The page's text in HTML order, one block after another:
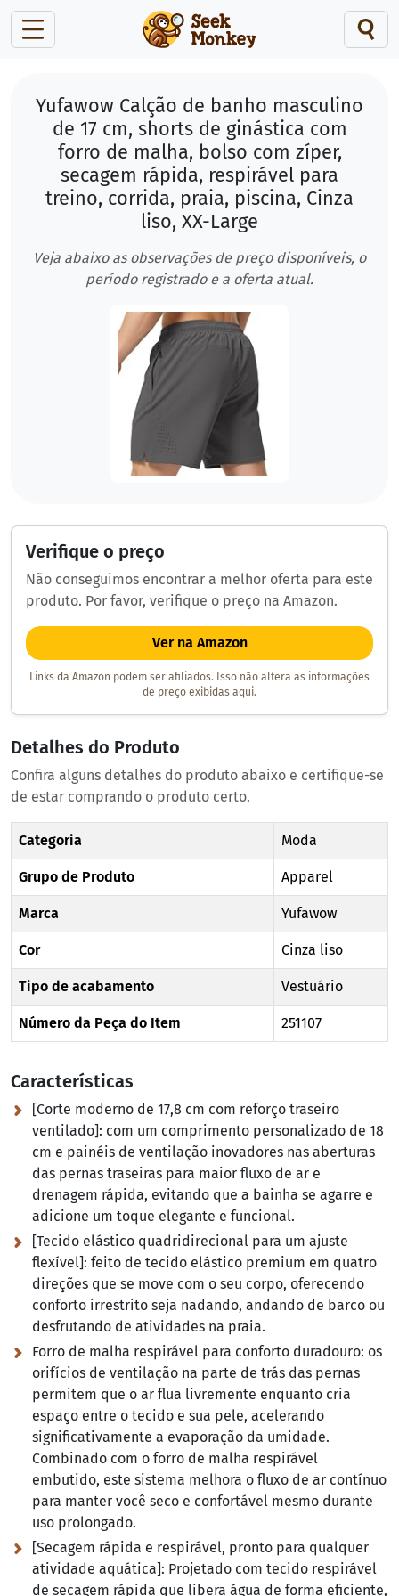
Yufawow Calção de banho masculino
de 17 cm, shorts de ginástica com
forro de malha, bolso com zíper,
secagem rápida, respirável para
treino, corrida, praia, piscina, Cinza
liso, XX-Large
Veja abaixo as observações de preço disponíveis, o
período registrado e a oferta atual.
Verifique o preço
Não conseguimos encontrar a melhor oferta para este
produto. Por favor, verifique o preço na Amazon.
Ver na Amazon
Links da Amazon podem ser afiliados. Isso não altera as informações
de preço exibidas aqui.
Detalhes do Produto
Confira alguns detalhes do produto abaixo e certifique-se
de estar comprando o produto certo.
Categoria Moda
Grupo de Produto Apparel
Marca Yufawow
Cor Cinza liso
Tipo de acabamento Vestuário
Número da Peça do Item 251107
Características
[Corte moderno de 17,8 cm com reforço traseiro
ventilado]: com um comprimento personalizado de 18
cm e painéis de ventilação inovadores nas aberturas
das pernas traseiras para maior fluxo de ar e
drenagem rápida, evitando que a bainha se agarre e
adicione um toque elegante e funcional.
[Tecido elástico quadridirecional para um ajuste
flexível]: feito de tecido elástico premium em quatro
direções que se move com o seu corpo, oferecendo
conforto irrestrito seja nadando, andando de barco ou
desfrutando de atividades na praia.
Forro de malha respirável para conforto duradouro: os
orifícios de ventilação na parte de trás das pernas
permitem que o ar flua livremente enquanto cria
espaço entre o tecido e sua pele, acelerando
significativamente a evaporação da umidade.
Combinado com o forro de malha respirável
embutido, este sistema melhora o fluxo de ar contínuo
para manter você seco e confortável mesmo durante
uso prolongado.
[Secagem rápida e respirável, pronto para qualquer
atividade aquática]: Projetado com tecido respirável
de secagem rápida que libera água de forma eficiente,